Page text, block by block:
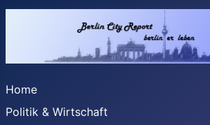
Home
Politik & Wirtschaft